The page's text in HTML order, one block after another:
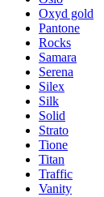
Oxyd gold
Pantone
Rocks
Samara
Serena
Silex
Silk
Solid
Strato
Tione
Titan
Traffic
Vanity